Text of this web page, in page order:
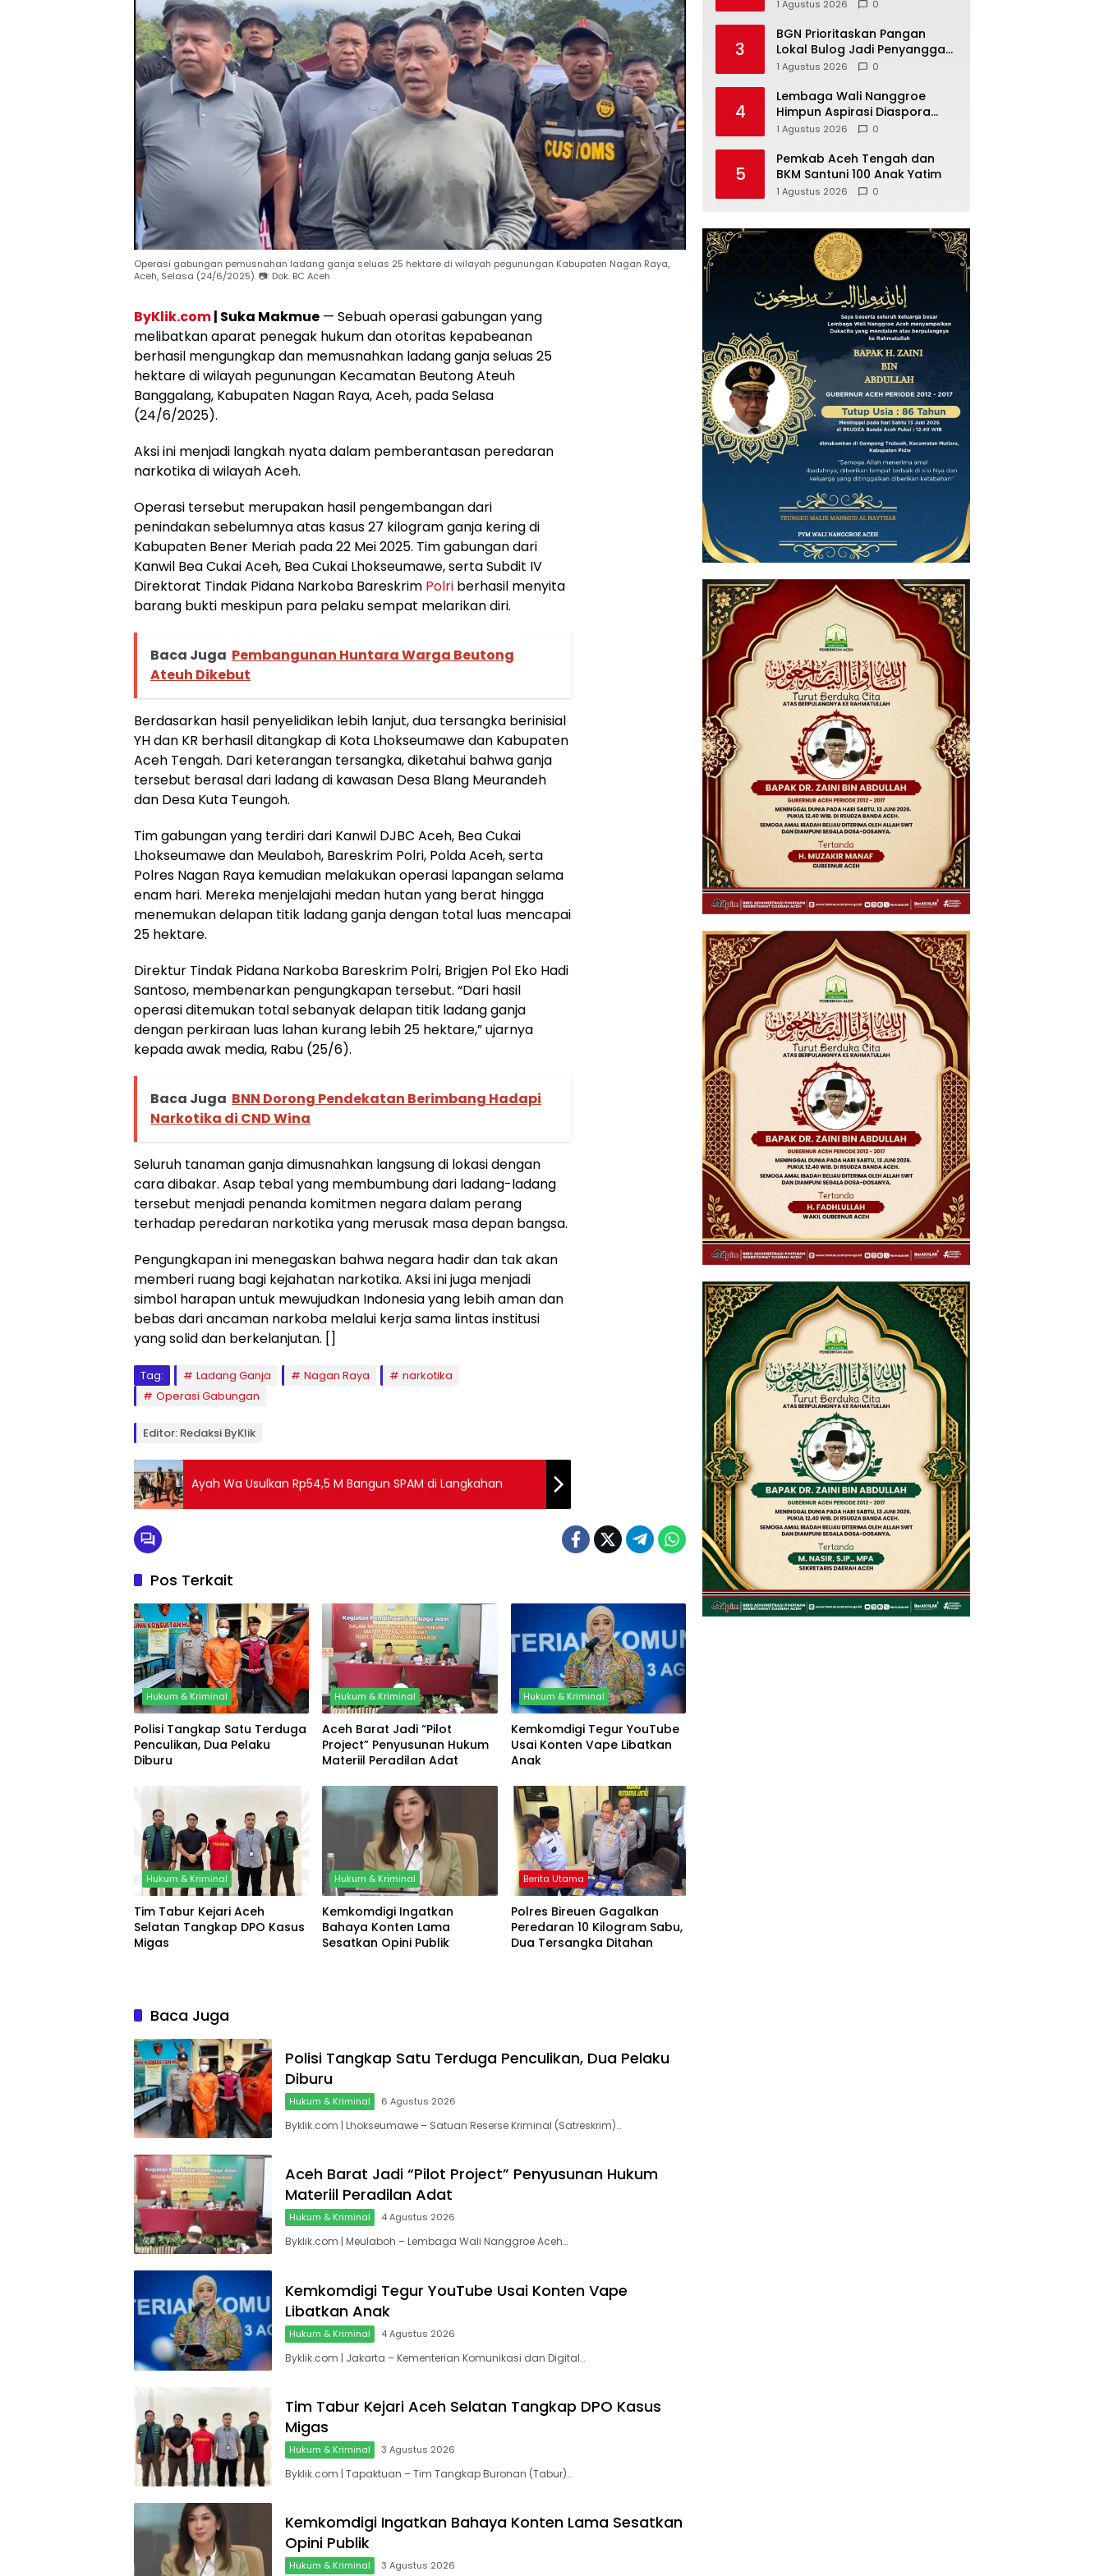
Operasi gabungan pemusnahan ladang ganja seluas 25 hektare di wilayah pegunungan Kabupaten Nagan Raya,
Aceh, Selasa (24/6/2025). 📷: Dok. BC Aceh
ByKlik.com| Suka Makmue — Sebuah operasi gabungan yang
melibatkan aparat penegak hukum dan otoritas kepabeanan
berhasil mengungkap dan memusnahkan ladang ganja seluas 25
hektare di wilayah pegunungan Kecamatan Beutong Ateuh
Banggalang, Kabupaten Nagan Raya, Aceh, pada Selasa
(24/6/2025).
Aksi ini menjadi langkah nyata dalam pemberantasan peredaran
narkotika di wilayah Aceh.
Operasi tersebut merupakan hasil pengembangan dari
penindakan sebelumnya atas kasus 27 kilogram ganja kering di
Kabupaten Bener Meriah pada 22 Mei 2025. Tim gabungan dari
Kanwil Bea Cukai Aceh, Bea Cukai Lhokseumawe, serta Subdit IV
Direktorat Tindak Pidana Narkoba Bareskrim Polri berhasil menyita
barang bukti meskipun para pelaku sempat melarikan diri.
Baca Juga Pembangunan Huntara Warga Beutong
Ateuh Dikebut
Berdasarkan hasil penyelidikan lebih lanjut, dua tersangka berinisial
YH dan KR berhasil ditangkap di Kota Lhokseumawe dan Kabupaten
Aceh Tengah. Dari keterangan tersangka, diketahui bahwa ganja
tersebut berasal dari ladang di kawasan Desa Blang Meurandeh
dan Desa Kuta Teungoh.
Tim gabungan yang terdiri dari Kanwil DJBC Aceh, Bea Cukai
Lhokseumawe dan Meulaboh, Bareskrim Polri, Polda Aceh, serta
Polres Nagan Raya kemudian melakukan operasi lapangan selama
enam hari. Mereka menjelajahi medan hutan yang berat hingga
menemukan delapan titik ladang ganja dengan total luas mencapai
25 hektare.
Direktur Tindak Pidana Narkoba Bareskrim Polri, Brigjen Pol Eko Hadi
Santoso, membenarkan pengungkapan tersebut. “Dari hasil
operasi ditemukan total sebanyak delapan titik ladang ganja
dengan perkiraan luas lahan kurang lebih 25 hektare,” ujarnya
kepada awak media, Rabu (25/6).
Baca Juga BNN Dorong Pendekatan Berimbang Hadapi
Narkotika di CND Wina
Seluruh tanaman ganja dimusnahkan langsung di lokasi dengan
cara dibakar. Asap tebal yang membumbung dari ladang-ladang
tersebut menjadi penanda komitmen negara dalam perang
terhadap peredaran narkotika yang merusak masa depan bangsa.
Pengungkapan ini menegaskan bahwa negara hadir dan tak akan
memberi ruang bagi kejahatan narkotika. Aksi ini juga menjadi
simbol harapan untuk mewujudkan Indonesia yang lebih aman dan
bebas dari ancaman narkoba melalui kerja sama lintas institusi
yang solid dan berkelanjutan. []
Tag: Ladang Ganja Nagan Raya
narkotika
Operasi Gabungan
Editor: Redaksi ByKlik
Ayah Wa Usulkan Rp54,5 M Bangun SPAM di Langkahan
Pos Terkait
Hukum & Kriminal
Polisi Tangkap Satu Terduga
Penculikan, Dua Pelaku
Diburu
Hukum & Kriminal
Aceh Barat Jadi “Pilot
Project” Penyusunan Hukum
Materiil Peradilan Adat
Hukum & Kriminal
Kemkomdigi Tegur YouTube
Usai Konten Vape Libatkan
Anak
Hukum & Kriminal
Tim Tabur Kejari Aceh
Selatan Tangkap DPO Kasus
Migas
Hukum & Kriminal
Kemkomdigi Ingatkan
Bahaya Konten Lama
Sesatkan Opini Publik
Berita Utama
Polres Bireuen Gagalkan
Peredaran 10 Kilogram Sabu,
Dua Tersangka Ditahan
Baca Juga
Polisi Tangkap Satu Terduga Penculikan, Dua Pelaku
Diburu
Hukum & Kriminal 6 Agustus 2026
Byklik.com | Lhokseumawe – Satuan Reserse Kriminal (Satreskrim)…
Aceh Barat Jadi “Pilot Project” Penyusunan Hukum
Materiil Peradilan Adat
Hukum & Kriminal 4 Agustus 2026
Byklik.com | Meulaboh – Lembaga Wali Nanggroe Aceh…
Kemkomdigi Tegur YouTube Usai Konten Vape
Libatkan Anak
Hukum & Kriminal 4 Agustus 2026
Byklik.com | Jakarta – Kementerian Komunikasi dan Digital…
Tim Tabur Kejari Aceh Selatan Tangkap DPO Kasus
Migas
Hukum & Kriminal 3 Agustus 2026
Byklik.com | Tapaktuan – Tim Tangkap Buronan (Tabur)…
Kemkomdigi Ingatkan Bahaya Konten Lama Sesatkan
Opini Publik
Hukum & Kriminal 3 Agustus 2026
1 Agustus 2026 0
3
BGN Prioritaskan Pangan
Lokal Bulog Jadi Penyangga
Pasokan Beras
1 Agustus 2026 0
4
Lembaga Wali Nanggroe
Himpun Aspirasi Diaspora
Aceh untuk Penguatan MoU
Hasilnya
1 Agustus 2026 0
5
Pemkab Aceh Tengah dan
BKM Santuni 100 Anak Yatim
1 Agustus 2026 0